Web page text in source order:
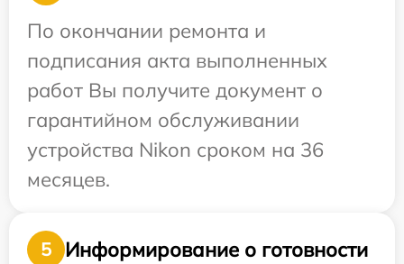
По окончании ремонта и
подписания акта выполненных
работ Вы получите документ о
гарантийном обслуживании
устройства Nikon сроком на 36
месяцев.
5
Информирование о готовности